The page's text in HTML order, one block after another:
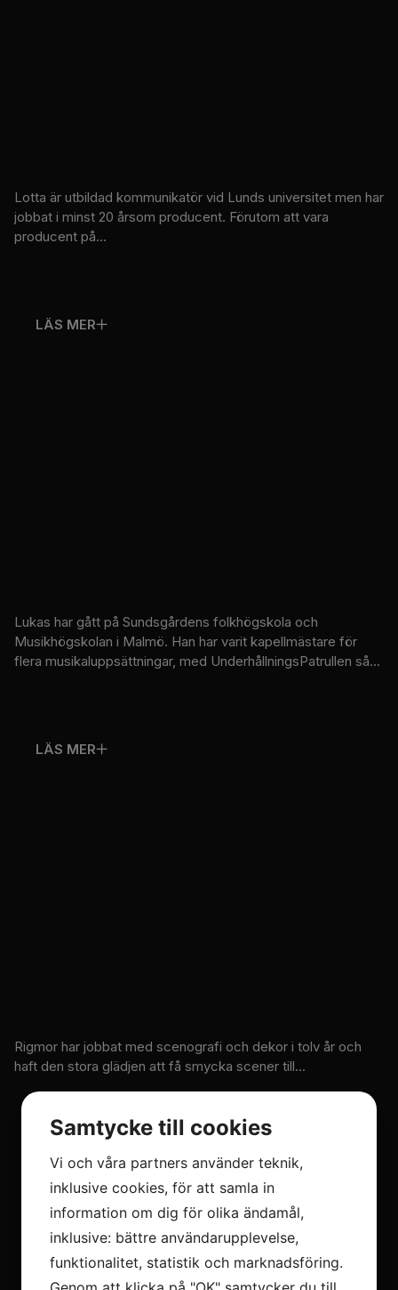
Lotta är utbildad kommunikatör vid Lunds universitet men har
jobbat i minst 20 årsom producent. Förutom att vara
producent på...
LÄS MER
Lukas har gått på Sundsgårdens folkhögskola och
Musikhögskolan i Malmö. Han har varit kapellmästare för
flera musikaluppsättningar, med UnderhållningsPatrullen så...
LÄS MER
Rigmor har jobbat med scenografi och dekor i tolv år och
haft den stora glädjen att få smycka scener till...
LÄS MER
Samtycke till cookies
Vi och våra partners använder teknik,
inklusive cookies, för att samla in
information om dig för olika ändamål,
inklusive: bättre användarupplevelse,
funktionalitet, statistik och marknadsföring.